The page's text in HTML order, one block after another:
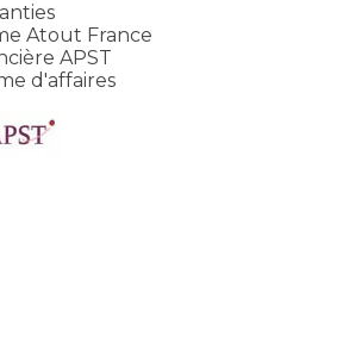
Atout France
APST
d'affaires